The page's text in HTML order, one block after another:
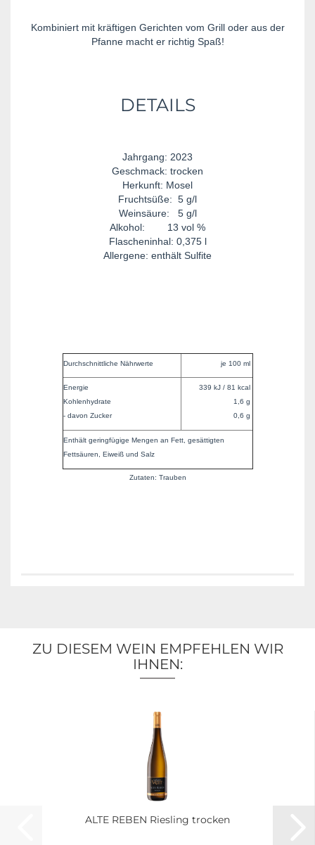
Kombiniert mit kräftigen Gerichten vom Grill oder aus der
Pfanne macht er richtig Spaß!
DETAILS
Jahrgang: 2023
Geschmack: trocken
Herkunft: Mosel
Fruchtsüße: 5 g/l
Weinsäure: 5 g/l
Alkohol: 13 vol %
Flascheninhal: 0,375 l
Allergene: enthält Sulfite
Durchschnittliche Nährwerte je 100 ml
Energie
Kohlenhydrate
- davon Zucker
339 kJ / 81 kcal
1,6 g
0,6 g
Enthält geringfügige Mengen an Fett, gesättigten
Fettsäuren, Eiweiß und Salz
Zutaten: Trauben
ZU DIESEM WEIN EMPFEHLEN WIR
IHNEN:
ALTE REBEN Riesling trocken